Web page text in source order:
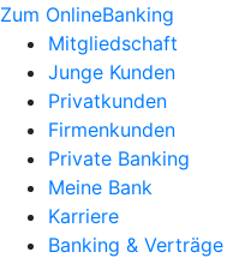
Zum OnlineBanking
Mitgliedschaft
Junge Kunden
Privatkunden
Firmenkunden
Private Banking
Meine Bank
Karriere
Banking & Verträge